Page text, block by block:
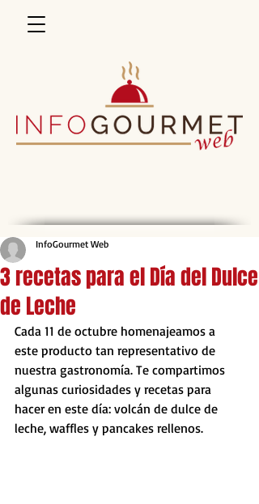
3 recetas para el Día del Dulce
de Leche
InfoGourmet Web
Cada 11 de octubre homenajeamos a
este producto tan representativo de
nuestra gastronomía. Te compartimos
algunas curiosidades y recetas para
hacer en este día: volcán de dulce de
leche, waffles y pancakes rellenos.